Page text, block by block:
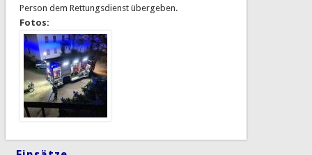
Person dem Rettungsdienst übergeben.
Fotos: